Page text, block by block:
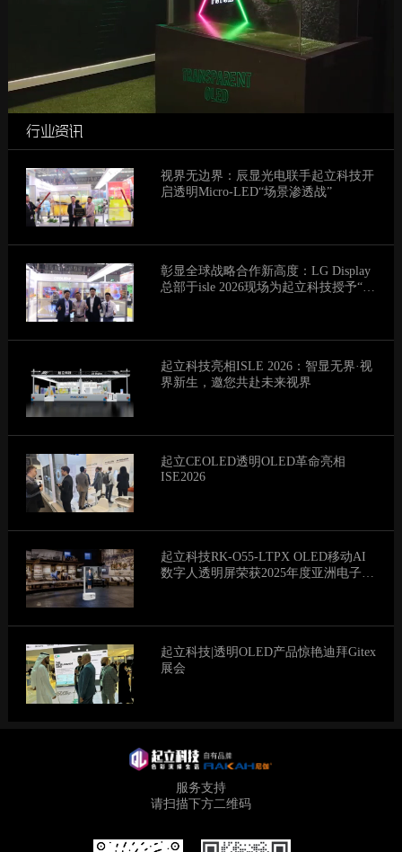
行业资讯
视界无边界：辰显光电联手起立科技开
启透明Micro-LED“场景渗透战”
彰显全球战略合作新高度：LG Display
总部于isle 2026现场为起立科技授予“透
起立科技亮相ISLE 2026：智显无界·视
界新生，邀您共赴未来视界
起立CEOLED透明OLED革命亮相
ISE2026
起立科技RK-O55-LTPX OLED移动AI
数字人透明屏荣获2025年度亚洲电子信
起立科技|透明OLED产品惊艳迪拜Gitex
展会
服务支持
请扫描下方二维码